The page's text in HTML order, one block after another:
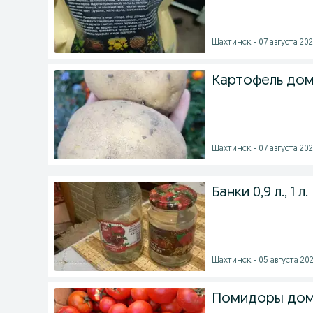
Шахтинск - 07 августа
Картофель
Шахтинск - 07 августа
Банки 0,9 л., 1 л.
Шахтинск - 05 августа
Помидоры